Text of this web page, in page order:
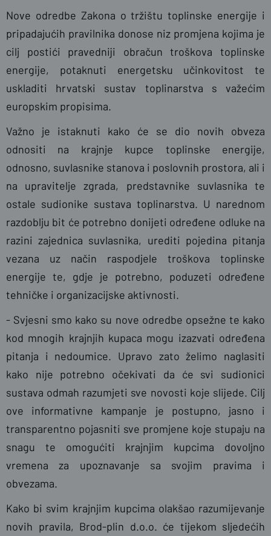
Nove odredbe Zakona o tržištu toplinske energije i
pripadajućih pravilnika donose niz promjena kojima je
cilj postići pravedniji obračun troškova toplinske
energije, potaknuti energetsku učinkovitost te
uskladiti hrvatski sustav toplinarstva s važećim
europskim propisima.
Važno je istaknuti kako će se dio novih obveza
odnositi na krajnje kupce toplinske energije,
odnosno, suvlasnike stanova i poslovnih prostora, ali i
na upravitelje zgrada, predstavnike suvlasnika te
ostale sudionike sustava toplinarstva. U narednom
razdoblju bit će potrebno donijeti određene odluke na
razini zajednica suvlasnika, urediti pojedina pitanja
vezana uz način raspodjele troškova toplinske
energije te, gdje je potrebno, poduzeti određene
tehničke i organizacijske aktivnosti.
- Svjesni smo kako su nove odredbe opsežne te kako
kod mnogih krajnjih kupaca mogu izazvati određena
pitanja i nedoumice. Upravo zato želimo naglasiti
kako nije potrebno očekivati da će svi sudionici
sustava odmah razumjeti sve novosti koje slijede. Cilj
ove informativne kampanje je postupno, jasno i
transparentno pojasniti sve promjene koje stupaju na
snagu te omogućiti krajnjim kupcima dovoljno
vremena za upoznavanje sa svojim pravima i
obvezama.
Kako bi svim krajnjim kupcima olakšao razumijevanje
novih pravila, Brod-plin d.o.o. će tijekom sljedećih